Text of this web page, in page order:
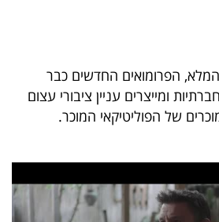
הפרומואים החדשים כבר
ומייצרים עניין ציבורי עצום
של הפוליטיקאי המוכר.